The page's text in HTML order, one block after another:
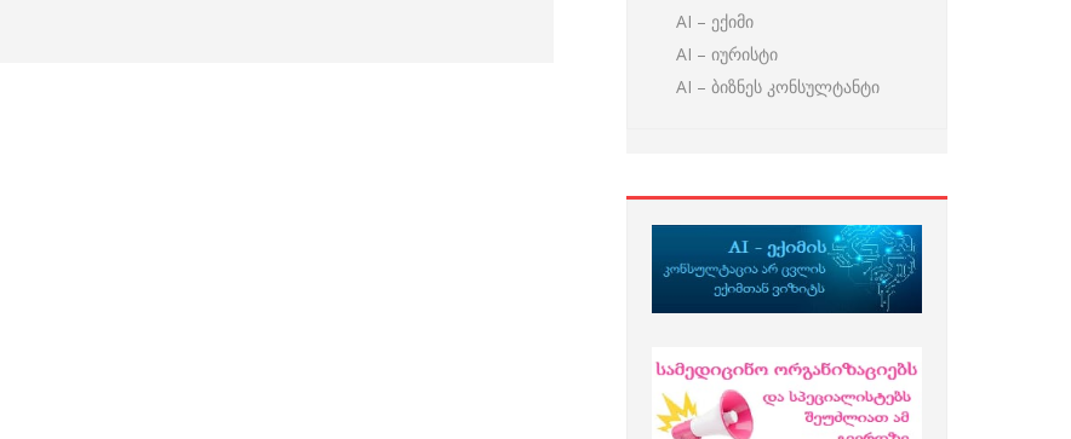
AI – ექიმი
AI – იურისტი
AI – ბიზნეს კონსულტანტი